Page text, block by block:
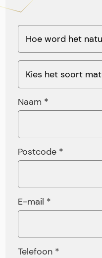
Naam *
Postcode *
E-mail *
Telefoon *